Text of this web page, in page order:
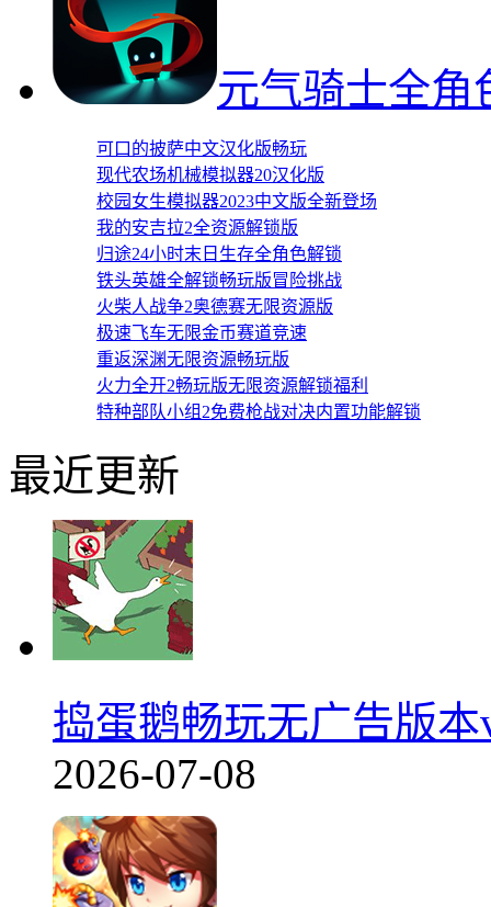
元气骑士全角
可口的披萨中文汉化版畅玩
现代农场机械模拟器20汉化版
校园女生模拟器2023中文版全新登场
我的安吉拉2全资源解锁版
归途24小时末日生存全角色解锁
铁头英雄全解锁畅玩版冒险挑战
火柴人战争2奥德赛无限资源版
极速飞车无限金币赛道竞速
重返深渊无限资源畅玩版
火力全开2畅玩版无限资源解锁福利
特种部队小组2免费枪战对决内置功能解锁
最近更新
捣蛋鹅畅玩无广告版
2026-07-08